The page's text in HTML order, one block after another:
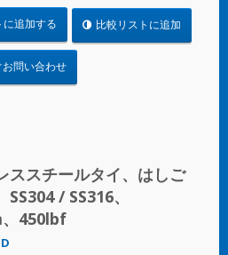
に追加する 比較リストに追加
問い合わせ
ススチールタイ、はしご
SS304 / SS316、
450lbf